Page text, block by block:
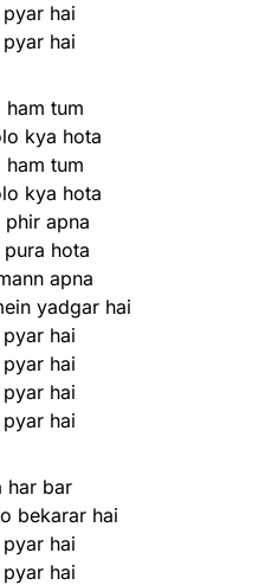
hai
hai
ham tum
kya hota
ham tum
kya hota
phir apna
hota
apna
yadgar hai
hai
hai
hai
hai
har bar
bekarar hai
hai
hai